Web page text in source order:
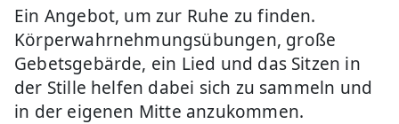
Ein Angebot, um zur Ruhe zu finden.
Körperwahrnehmungsübungen, große
Gebetsgebärde, ein Lied und das Sitzen in
der Stille helfen dabei sich zu sammeln und
in der eigenen Mitte anzukommen.